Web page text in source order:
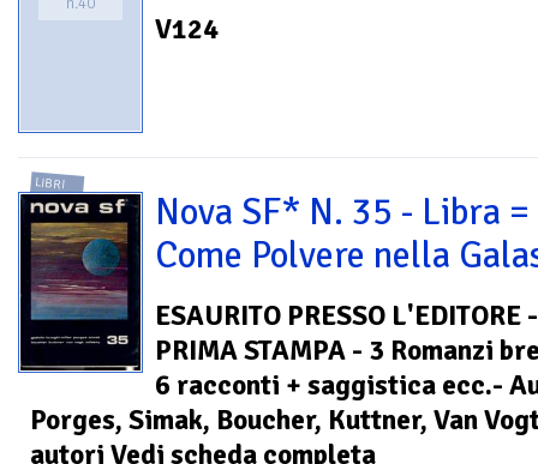
V124
LIBRI
Nova SF* N. 35 - Libra =
Come Polvere nella
ESAURITO PRESSO L'EDITORE -
PRIMA STAMPA - 3 Romanzi
6 racconti + saggistica ecc.-
Porges, Simak, Boucher, Kuttner, Van
autori Vedi scheda completa